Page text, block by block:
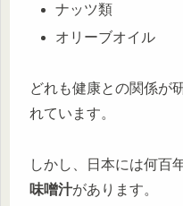
ナッツ類
オリーブオイル
どれも健康との関係が
れています。
しかし、日本には何百
味噌汁があります。